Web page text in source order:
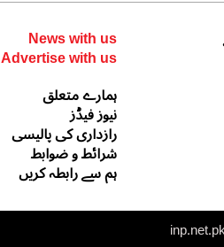
News with us
Advertise with us
ہمارے متعلق
نیوز فیڈز
رازداری کی پالیسی
شرائط و ضوابط
ہم سے رابطہ کریں